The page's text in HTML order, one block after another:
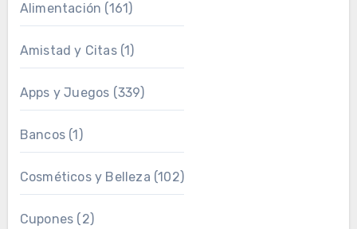
Alimentación (161)
Amistad y Citas(1)
Apps y Juegos (339)
Bancos(1)
Cosméticos y Belleza (102)
Cupones (2)